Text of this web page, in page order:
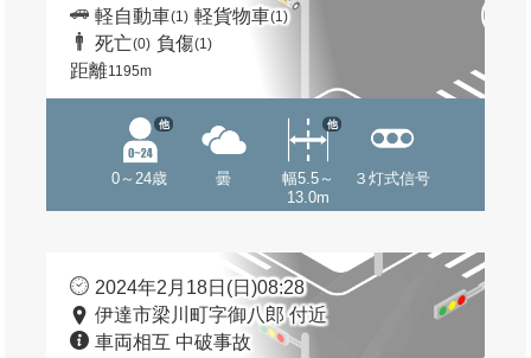
軽自動車(1) 軽貨物車(1)
死亡(0) 負傷(1)
距離1195m
0～24歳
他
曇
幅5.5～
13.0m
他
３灯式信号
2024年2月18日(日)08:28
伊達市梁川町字御八郎 付近
車両相互 中破事故